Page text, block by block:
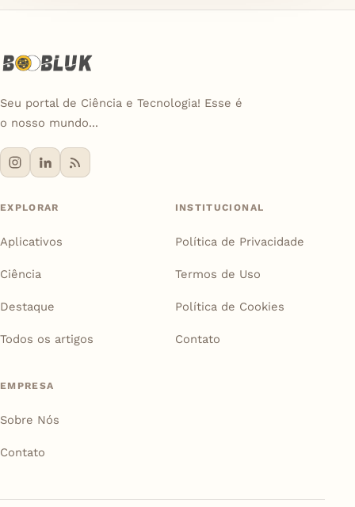
Seu portal de Ciência e Tecnologia! Esse é
o nosso mundo...
EXPLORAR
Aplicativos
Ciência
Destaque
Todos os artigos
INSTITUCIONAL
Política de Privacidade
Termos de Uso
Política de Cookies
Contato
EMPRESA
Sobre Nós
Contato